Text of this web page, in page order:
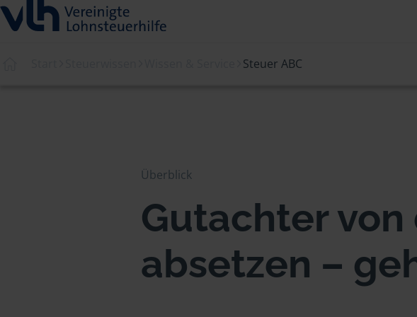
Steuer ABC
Überblick
Gutachter von
absetzen –